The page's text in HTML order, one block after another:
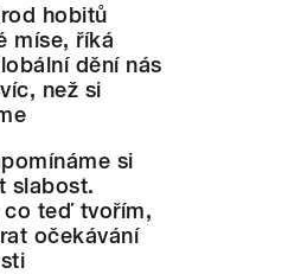
hobitů
míse, říká
dění nás
než si
si
slabost.
co teď tvořím,
očekávání